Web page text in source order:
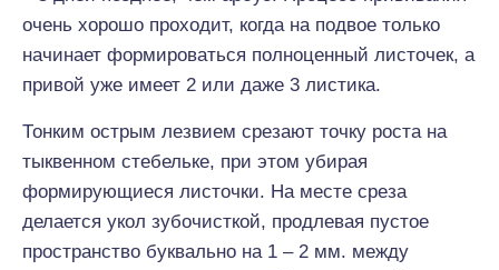
очень хорошо проходит, когда на подвое только
начинает формироваться полноценный листочек, а
привой уже имеет 2 или даже 3 листика.
Тонким острым лезвием срезают точку роста на
тыквенном стебельке, при этом убирая
формирующиеся листочки. На месте среза
делается укол зубочисткой, продлевая пустое
пространство буквально на 1 – 2 мм. между